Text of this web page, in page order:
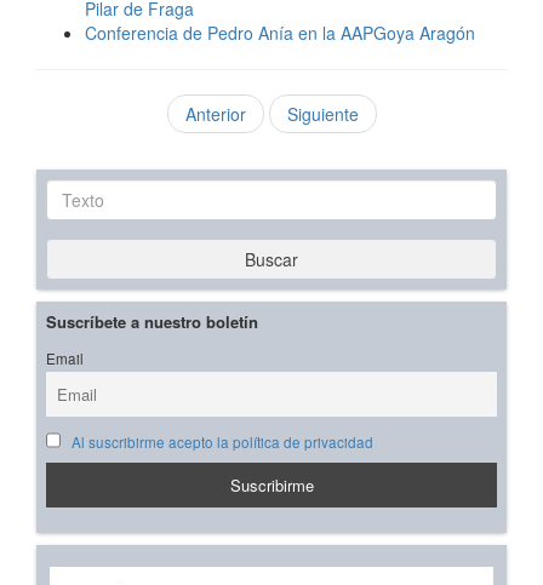
Pilar de Fraga
Conferencia de Pedro Anía en la AAPGoya Aragón
Anterior Siguiente
Texto
Buscar
Suscríbete a nuestro boletín
Email
Al suscribirme acepto la política de privacidad